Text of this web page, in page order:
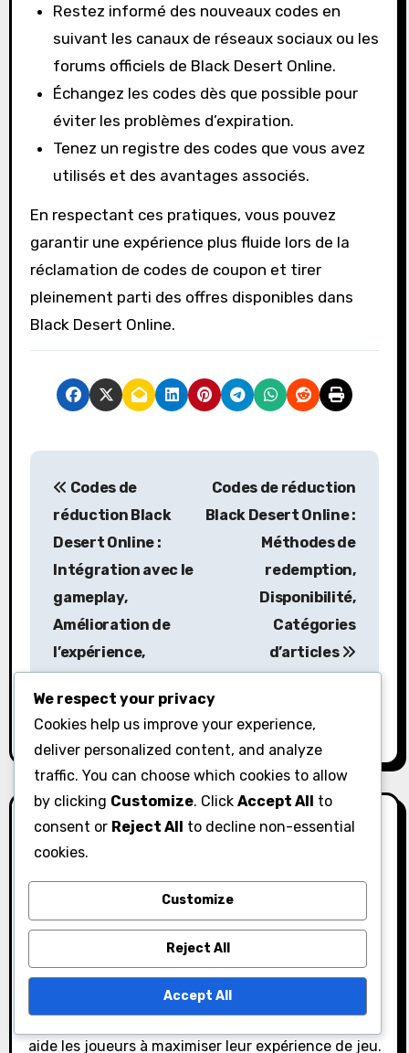
Restez informé des nouveaux codes en
suivant les canaux de réseaux sociaux ou les
forums officiels de Black Desert Online.
Échangez les codes dès que possible pour
éviter les problèmes d’expiration.
Tenez un registre des codes que vous avez
utilisés et des avantages associés.
En respectant ces pratiques, vous pouvez
garantir une expérience plus fluide lors de la
réclamation de codes de coupon et tirer
pleinement parti des offres disponibles dans
Black Desert Online.
P
v
i
g
a
t
i
o
Codes de
réduction Black
Desert Online :
Intégration avec le
gameplay,
Amélioration de
l’expérience,
gameplay
Codes de réduction
Black Desert Online :
Méthodes de
redemption,
Disponibilité,
Catégories
d’articles
Jaden Rivers
Jaden est un joueur passionné et un créateur de
contenu spécialisé dans Black Desert Online. Avec
un talent pour dénicher les meilleurs codes de
réduction et les récompenses quotidiennes, Jaden
aide les joueurs à maximiser leur expérience de jeu.
We respect your privacy
Cookies help us improve your experience,
deliver personalized content, and analyze
traffic. You can choose which cookies to allow
by clicking Customize. Click Accept All to
consent or Reject All to decline non-essential
cookies.
Customize
Reject All
Accept All